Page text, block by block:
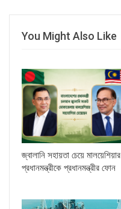
You Might Also Like
জ্বালানি সহায়তা চেয়ে মালয়েশিয়ার
প্রধানমন্ত্রীকে প্রধানমন্ত্রীর ফোন